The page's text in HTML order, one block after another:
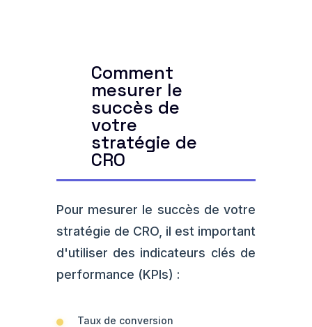
Comment
mesurer le
succès de
votre
stratégie de
CRO
Pour mesurer le succès de votre
stratégie de CRO, il est important
d'utiliser des indicateurs clés de
performance (KPIs) :
Taux de conversion